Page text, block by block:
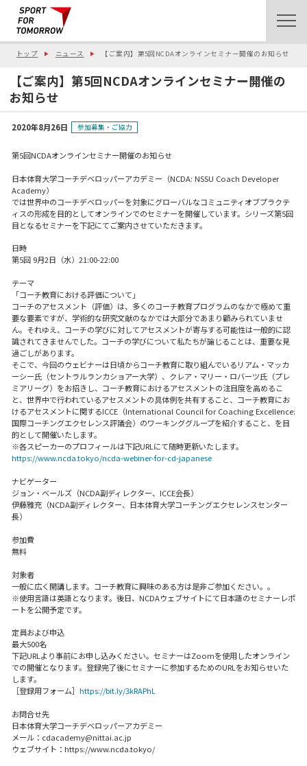
トップ ニュース 【ご案内】第5回NCDAオンラインセミナー開催のお知らせ
【ご案内】第5回NCDAオンラインセミナー開催の
お知らせ
2020年8月26日 参加募集・ご協力
第5回NCDAオンラインセミナー開催のお知らせ
日本体育大学コーチデベロッパーアカデミー（NCDA: NSSU Coach Developer
Academy）
では世界中のコーチデベロッパーを対象にグローバルなコミュニティオブプラクテ
ィスの形成を目的としてオンラインでのセミナーを開催しています。シリーズ第5回
目となるセミナーを下記にてご案内させていただきます。
日時
第5回 9⽉2⽇（水）21:00-22:00
テーマ
「コーチ教育における評価について」
コーチのアセスメント（評価）は、多くのコーチ教育プログラムのなかで極めて重
要な要素ですが、学術的な研究文献のなかでは大部分であまり顧みられていませ
ん。それゆえ、コーチの学びに対してアセスメントが寄与する可能性は一般的に認
識されてきませんでした。コーチの学びについて私たちが論じることは、重要な見
過ごしがあります。
そこで、今回のウェビナーは日頃からコーチ教育に取り組んでいるリアム・マッカ
ーシー氏（セントラルランカショアー大学）、クレア・マリー・ロバーツ氏（プレ
ミアリーグ）をお招きし、コーチ教育におけるアセスメントの注目度を高めるこ
と、世界中で行われているアセスメントの具体例を共有すること、コーチ教育にお
けるアセスメントに関するICCE（International Council for Coaching Excellence:
国際コーチングエクセレンス評議会）のワーキンググループを紹介すること、を目
的として開催いたします。
※各スピーカーのプロフィールは下記URLにて随時更新いたします。
https://www.ncda.tokyo/ncda-webiner-for-cd-japanese
ナビゲーター
ジョン・ベールズ（NCDA副ディレクター、ICCE会長）
伊藤雅充（NCDA副ディレクター、日本体育大学コーチングエクセレンスセンター
長）
参加費
無料
対象者
一般に広く開講します。コーチ教育に興味のある方は是非ご参加ください。。
※使⽤⾔語は英語となります。後⽇、NCDAウェブサイトにて⽇本語のセミナーレポ
ートを公開予定です。
定員および申込
最大500名
下記URLより事前にお申し込みください。セミナーはZoomを使用したオンライン
での開催となります。登録完了後にセミナーに参加するためのURLをお知らせいた
します。
［登録用フォーム］ https://bit.ly/3kRAPhL
お問合せ先
日本体育大学コーチデベロッパーアカデミー
メール：cdacademy@nittai.ac.jp
ウェブサイト：https://www.ncda.tokyo/